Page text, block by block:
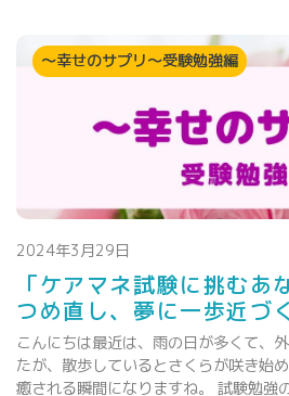
～幸せのサプリ～受験勉強編
2024年3月29日
「ケアマネ試験に挑むあ
つめ直し、夢に一歩近づ
こんにちは最近は、雨の日が多くて、
たが、散歩しているとさくらが咲き始
癒される瞬間になりますね。 試験勉強